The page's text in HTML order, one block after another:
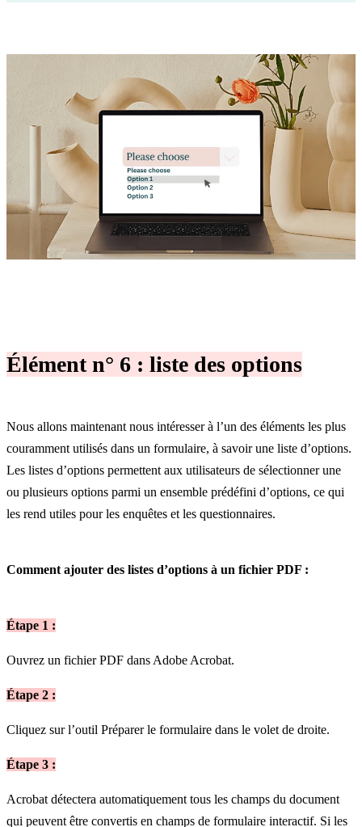
Élément n° 6 : liste des options
Nous allons maintenant nous intéresser à l’un des éléments les plus
couramment utilisés dans un formulaire, à savoir une liste d’options.
Les listes d’options permettent aux utilisateurs de sélectionner une
ou plusieurs options parmi un ensemble prédéfini d’options, ce qui
les rend utiles pour les enquêtes et les questionnaires.
Comment ajouter des listes d’options à un fichier PDF :
Étape 1 :
Ouvrez un fichier PDF dans Adobe Acrobat.
Étape 2 :
Cliquez sur l’outil Préparer le formulaire dans le volet de droite.
Étape 3 :
Acrobat détectera automatiquement tous les champs du document
qui peuvent être convertis en champs de formulaire interactif. Si les